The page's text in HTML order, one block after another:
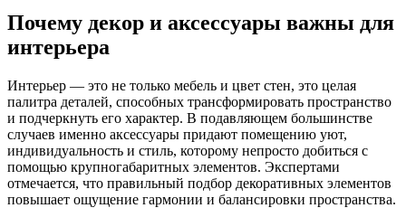
Почему декор и аксессуары важны для
интерьера
Интерьер — это не только мебель и цвет стен, это целая
палитра деталей, способных трансформировать пространство
и подчеркнуть его характер. В подавляющем большинстве
случаев именно аксессуары придают помещению уют,
индивидуальность и стиль, которому непросто добиться с
помощью крупногабаритных элементов. Экспертами
отмечается, что правильный подбор декоративных элементов
повышает ощущение гармонии и балансировки пространства.